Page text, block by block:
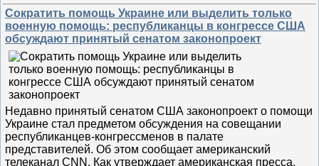
Сократить помощь Украине или выделить только
военную помощь: республиканцы в конгрессе США
обсуждают принятый сенатом законопроект
Недавно принятый сенатом США законопроект о помощи
Украине стал предметом обсуждения на совещании
республиканцев-конгрессменов в палате
представителей. Об этом сообщает американский
телеканал CNN. Как утверждает американская пресса,